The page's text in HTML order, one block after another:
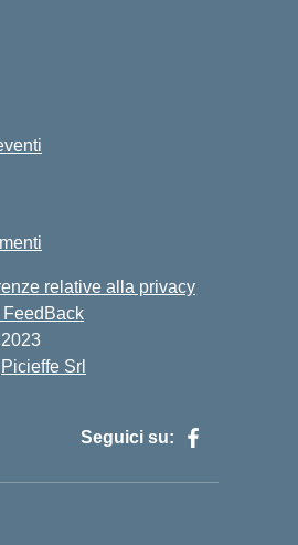
relative alla privacy
FeedBack
Picieffe Srl
Seguici su: